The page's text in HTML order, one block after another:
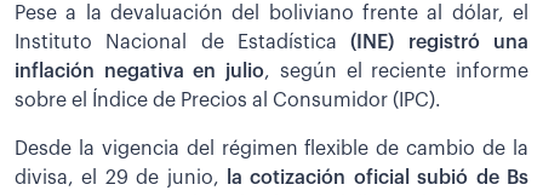
Pese a la devaluación del boliviano frente al dólar, el
Instituto Nacional de Estadística(INE) registró una
inflación negativa en julio, según el reciente informe
sobre el Índice de Precios al Consumidor (IPC).
Desde la vigencia del régimen flexible de cambio de la
divisa, el 29 de junio,
la cotización oficial subió de Bs